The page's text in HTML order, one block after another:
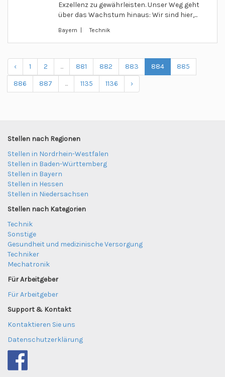
Exzellenz zu gewährleisten. Unser Weg geht
über das Wachstum hinaus: Wir sind hier,...
Bayern | Technik
‹ 1 2 ... 881 882 883 884
885
886
887 ... 1135 1136 ›
Stellen nach Regionen
Stellen in Nordrhein-Westfalen
Stellen in Baden-Württemberg
Stellen in Bayern
Stellen in Hessen
Stellen in Niedersachsen
Stellen nach Kategorien
Technik
Sonstige
Gesundheit und medizinische Versorgung
Techniker
Mechatronik
Für Arbeitgeber
Für Arbeitgeber
Support & Kontakt
Kontaktieren Sie uns
Datenschutzerklärung